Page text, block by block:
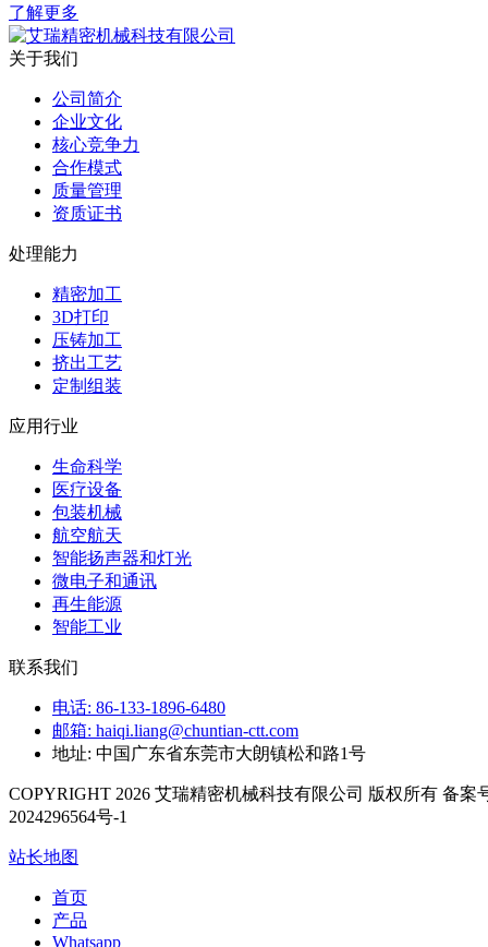
了解更多
关于我们
公司简介
企业文化
核心竞争力
合作模式
质量管理
资质证书
处理能力
精密加工
3D打印
压铸加工
挤出工艺
定制组装
应用行业
生命科学
医疗设备
包装机械
航空航天
智能扬声器和灯光
微电子和通讯
再生能源
智能工业
联系我们
电话: 86-133-1896-6480
邮箱: haiqi.liang@chuntian-ctt.com
地址: 中国广东省东莞市大朗镇松和路1号
COPYRIGHT 2026 艾瑞精密机械科技有限公司 版权所有 备案
2024296564号-1
站长地图
首页
产品
Whatsapp